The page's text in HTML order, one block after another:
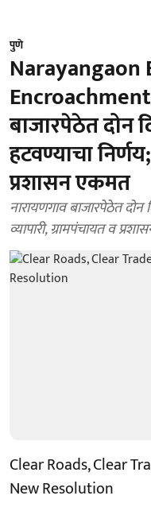
पुणे
Narayangaon
बाजारपेठेत दोन
हटवण्याचा
प्रशासन एकमत
नारायणगाव बाजारपेठेत
व्यापारी, ग्रामपंचायत व
Clear Roads, Clear
New Resolution